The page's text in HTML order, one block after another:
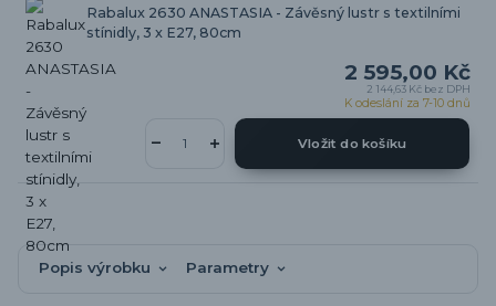
Rabalux 2630 ANASTASIA - Závěsný lustr s textilními
stínidly, 3 x E27, 80cm
2 595,00 Kč
2 144,63 Kč bez DPH
K odeslání za 7-10 dnů
Vložit do košíku
Popis výrobku Parametry